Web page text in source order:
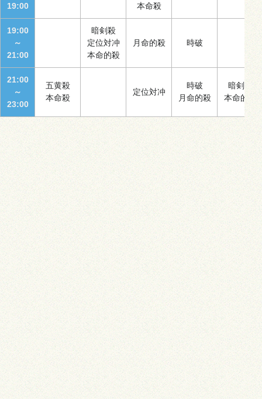
19:00
本命殺
19:00
～
21:00
暗剣殺
定位対冲
本命的殺
月命的殺 時破
21:00
～
23:00
五黄殺
本命殺
定位対冲
時破
月命的殺
暗剣殺
本命的殺